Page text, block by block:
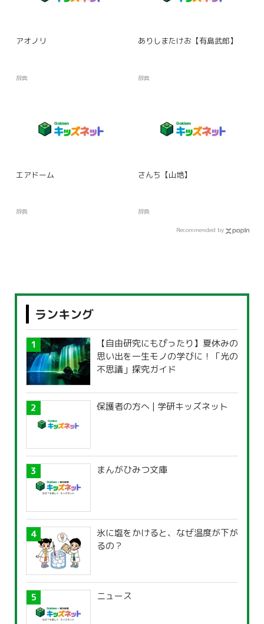
アオノリ
辞典
ありしまたけお【有島武郎】
辞典
エアドーム
辞典
さんち【山地】
辞典
Recommended by
ランキング
【自由研究にもぴったり】夏休みの
思い出を一生モノの学びに！「光の
不思議」探究ガイド
保護者の方へ | 学研キッズネット
まんがひみつ文庫
氷に塩をかけると、なぜ温度が下が
るの？
ニュース